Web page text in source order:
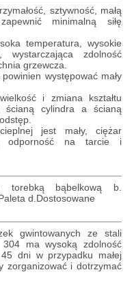
sztywność, małą
minimalną siłę
temperatura, wysokie
zdolność
grzewcza.
występować mały
i zmiana kształtu
ścianą cylindra a ścianą
jest mały, ciężar
odporność na tarcie i
torebką bąbelkową b.
d.Dostosowane
gwintowanych ze stali
304 ma wysoką zdolność
dni w przypadku małej
zorganizować i dotrzymać